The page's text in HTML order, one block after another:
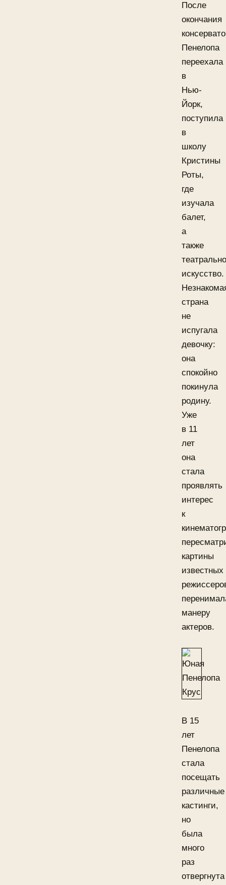
После
окончания
Пенелопа
переехала
в
Нью-
Йорк,
поступила
в
школу
Кристины
Роты,
где
изучала
балет,
а
также
искусство.
страна
не
испугала
девочку:
она
спокойно
покинула
родину.
Уже
в 11
лет
она
стала
проявлять
интерес
к
картины
известных
манеру
актеров.
В 15
лет
Пенелопа
стала
посещать
различные
кастинги,
но
была
много
раз
отвергнута